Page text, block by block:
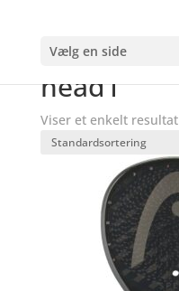
Vælg en side
Forside
head1
Viser et enkelt resultat